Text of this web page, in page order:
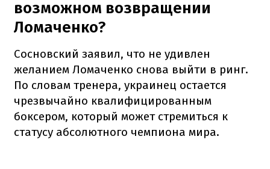
возможном возвращении
Ломаченко?
Сосновский заявил, что не удивлен
желанием Ломаченко снова выйти в ринг.
По словам тренера, украинец остается
чрезвычайно квалифицированным
боксером, который может стремиться к
статусу абсолютного чемпиона мира.